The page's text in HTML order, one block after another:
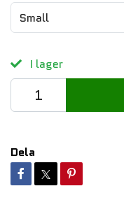
Small
I lager
Dela